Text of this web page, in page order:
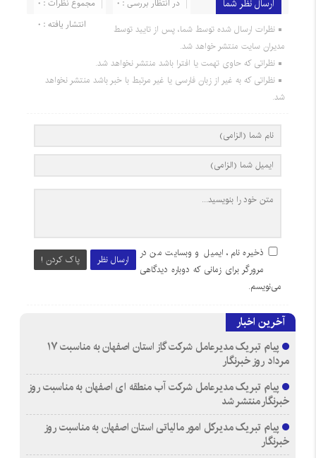
ارسال نظر شما مجموع نظرات : 0
در انتظار بررسی : 0
انتشار یافته : 0
نظرات ارسال شده توسط شما، پس از تایید توسط
مدیران سایت منتشر خواهد شد.
نظراتی که حاوی تهمت یا افترا باشد منتشر نخواهد شد.
نظراتی که به غیر از زبان فارسی یا غیر مرتبط با خبر باشد منتشر نخواهد
شد.
ارسال نظر پاک کردن !
ذخیره نام، ایمیل و وبسایت من در
مرورگر برای زمانی که دوباره دیدگاهی
می‌نویسم.
آخرین اخبار
پیام تبریک مدیرعامل شرکت گاز استان اصفهان به مناسبت ۱۷
مرداد روز خبرنگار
پیام تبریک مدیرعامل شرکت آب منطقه ای اصفهان به مناسبت روز
خبرنگار منتشر شد
پیام تبریک مدیرکل امور مالیاتی استان اصفهان به مناسبت روز
خبرنگار